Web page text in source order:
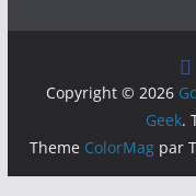
Copyright © 2026
Geek.
Theme ColorMag par